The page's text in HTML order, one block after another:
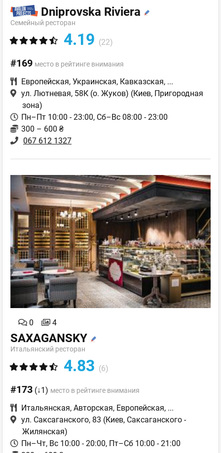
Dniprovska Riviera
Семейный ресторан
4.19 (22)
#169 место в рейтинге внимания
Европейская, Украинская, Кавказская, ...
ул. Лютневая, 58К (о. Жуков) (Киев, Пригородная
зона)
Пн–Пт 10:00 - 23:00, Сб–Вс 08:00 - 23:00
300 – 600 ₴
067 612 1327
0 4
SAXAGANSKY
Итальянский ресторан
4.83 (6)
#173 (↓1) место в рейтинге внимания
Итальянская, Авторская, Европейская, ...
ул. Саксаганского, 83 (Киев, Саксаганского -
Жилянская)
Пн–Чт, Вс 10:00 - 20:00, Пт–Сб 10:00 - 21:00